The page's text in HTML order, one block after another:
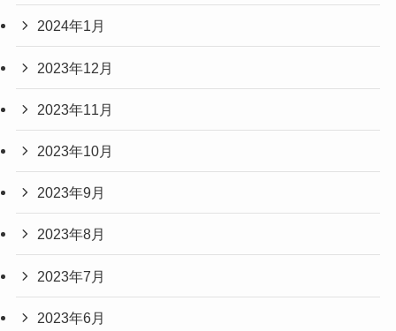
2024年1月
2023年12月
2023年11月
2023年10月
2023年9月
2023年8月
2023年7月
2023年6月